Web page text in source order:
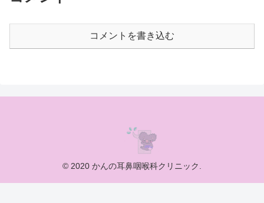
コメントを書き込む
© 2020 かんの耳鼻咽喉科クリニック.